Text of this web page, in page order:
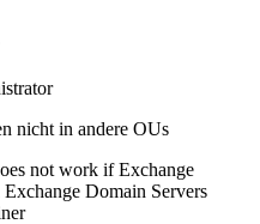
nicht in andere OUs
not work if Exchange
Domain Servers